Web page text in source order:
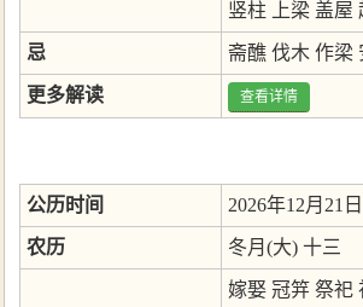
竖柱
上梁 盖屋
忌 斋醮 伐木 作梁
更多解读 查看详情
公历时间 2026年12月21日
农历 冬月(大) 十三
嫁娶 冠笄 祭祀